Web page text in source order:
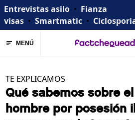
Entrevistas asilo • Fianza
visas • Smartmatic •
MENÚ
TE EXPLICAMOS
Qué sabemos sobre
hombre por posesión